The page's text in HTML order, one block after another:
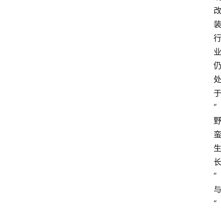
改
装
行
业
仍
处
于
“
野
蛮
生
长
”
与
“